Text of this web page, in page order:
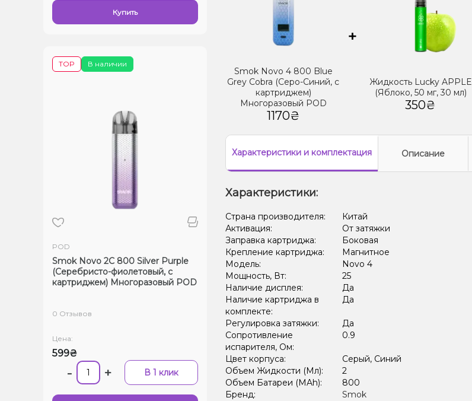
Купить
В наличии
TOP
POD
Smok Novo 2C 800 Silver Purple
(Серебристо-фиолетовый, с
картриджем) Многоразовый POD
0 Отзывов
Цена:
599₴
- + В 1 клик
Smok Novo 4 800 Blue
Grey Cobra (Серо-Синий, с
картриджем)
Многоразовый POD
1170₴
+
Жидкость Lucky APPLE
(Яблоко, 50 мг, 30 мл)
350₴
Характеристикии комплектация Описание
Характеристики:
Страна производителя:
Китай
Активация:
От затяжки
Заправка картриджа:
Боковая
Крепление картриджа:
Магнитное
Модель:
Novo 4
Мощность, Вт:
25
Наличие дисплея:
Да
Наличие картриджа в
комплекте:
Да
Регулировка затяжки:
Да
Сопротивление
испарителя, Ом:
0.9
Цвет корпуса:
Серый, Синий
Объем Жидкости (Мл):
2
Объем Батареи (MAh):
800
Бренд:
Smok